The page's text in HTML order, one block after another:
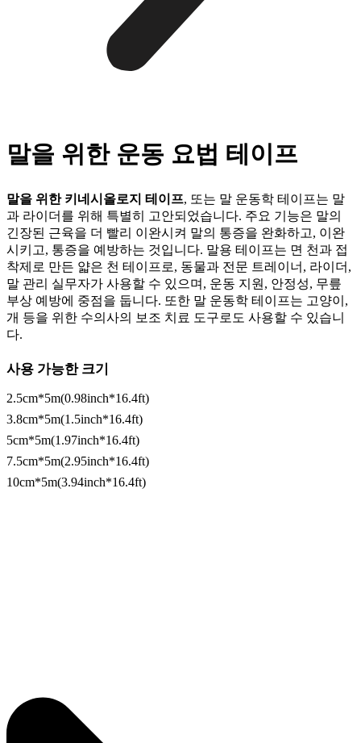
말을 위한 운동 요법 테이프
말을 위한 키네시올로지 테이프, 또는 말 운동학 테이프는 말
과 라이더를 위해 특별히 고안되었습니다. 주요 기능은 말의
긴장된 근육을 더 빨리 이완시켜 말의 통증을 완화하고, 이완
시키고, 통증을 예방하는 것입니다. 말용 테이프는 면 천과 접
착제로 만든 얇은 천 테이프로, 동물과 전문 트레이너, 라이더,
말 관리 실무자가 사용할 수 있으며, 운동 지원, 안정성, 무릎
부상 예방에 중점을 둡니다. 또한 말 운동학 테이프는 고양이,
개 등을 위한 수의사의 보조 치료 도구로도 사용할 수 있습니
다.
사용 가능한 크기
2.5cm*5m(0.98inch*16.4ft)
3.8cm*5m(1.5inch*16.4ft)
5cm*5m(1.97inch*16.4ft)
7.5cm*5m(2.95inch*16.4ft)
10cm*5m(3.94inch*16.4ft)